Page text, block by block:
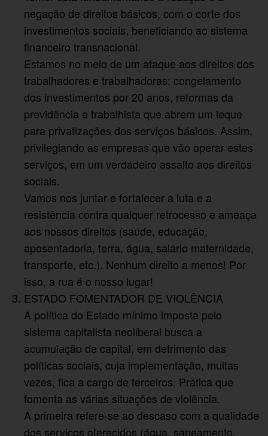
negação de direitos básicos, com o corte dos
investimentos sociais, beneficiando ao sistema
financeiro transnacional.
Estamos no meio de um ataque aos direitos dos
trabalhadores e trabalhadoras: congelamento
dos investimentos por 20 anos, reformas da
previdência e trabalhista que abrem um leque
para privatizações dos serviços básicos. Assim,
privilegiando as empresas que vão operar estes
serviços, em um verdadeiro assalto aos direitos
sociais.
Vamos nos juntar e fortalecer a luta e a
resistência contra qualquer retrocesso e ameaça
aos nossos direitos (saúde, educação,
aposentadoria, terra, água, salário maternidade,
transporte, etc.). Nenhum direito a menos! Por
isso, a rua é o nosso lugar!
ESTADO FOMENTADOR DE VIOLÊNCIA
A política do Estado mínimo imposta pelo
sistema capitalista neoliberal busca a
acumulação de capital, em detrimento das
políticas sociais, cuja implementação, muitas
vezes, fica a cargo de terceiros. Prática que
fomenta as várias situações de violência.
A primeira refere-se ao descaso com a qualidade
dos serviços oferecidos (água, saneamento,